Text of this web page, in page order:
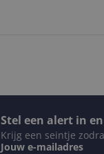
Stel een alert in
Krijg een seintje
Jouw e-mailadres